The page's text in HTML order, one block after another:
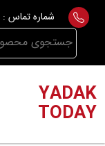
Skip
content
شماره تماس :
جستجو
برای:
YADAK
TODAY